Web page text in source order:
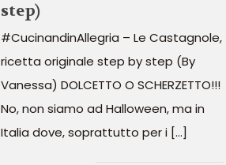
step)
#CucinandinAllegria – Le Castagnole,
ricetta originale step by step (By
Vanessa) DOLCETTO O SCHERZETTO!!!
No, non siamo ad Halloween, ma in
Italia dove, soprattutto per i[…]